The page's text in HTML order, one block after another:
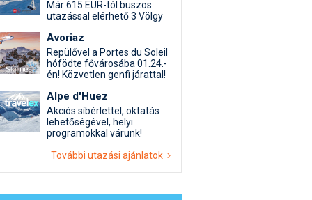
Termékkereső
egyéb síeléshez kapcsolódó téma
kapcsolatos kérdések és válaszok
beszélgetések
Már 615 EUR-tól buszos
utazással elérhető 3 Völgy
Avoriaz
Repülővel a Portes du Soleil
hófödte fővárosába 01.24.-
én! Közvetlen genfi járattal!
Alpe d'Huez
Akciós síbérlettel, oktatás
lehetőségével, helyi
programokkal várunk!
További utazási ajánlatok